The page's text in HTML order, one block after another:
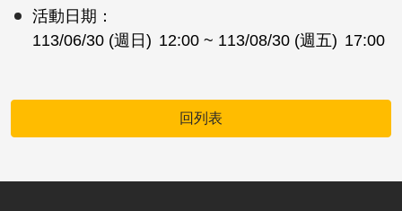
活動日期：
113/06/30 (週日) 12:00 ~ 113/08/30 (週五) 17:00
回列表